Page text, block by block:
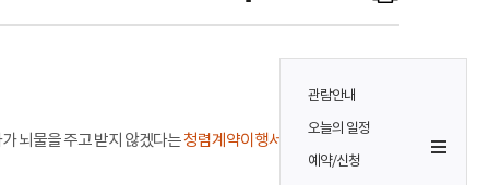
관람안내
오늘의 일정
예약/신청
뇌물을 주고 받지 않겠다는청렴계약이행서약서를 교환